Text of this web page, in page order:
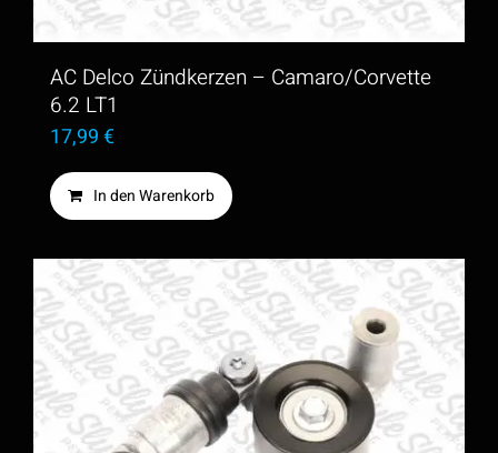
AC Delco Zündkerzen – Camaro/Corvette
6.2 LT1
17,99€
In den Warenkorb